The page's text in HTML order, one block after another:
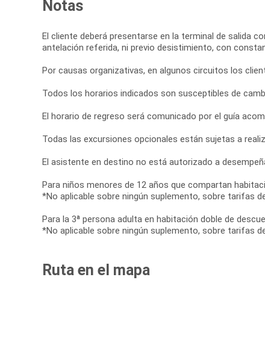
Notas
El cliente deberá presentarse en la terminal de salida
antelación referida, ni previo desistimiento, con
Por causas organizativas, en algunos circuitos los
Todos los horarios indicados son susceptibles de
El horario de regreso será comunicado por el guía
Todas las excursiones opcionales están sujetas a
El asistente en destino no está autorizado a
Para niños menores de 12 años que compartan
*No aplicable sobre ningún suplemento, sobre tarifas
Para la 3ª persona adulta en habitación doble de
*No aplicable sobre ningún suplemento, sobre tarifas
Ruta en el mapa